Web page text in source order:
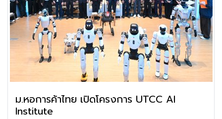
ม.หอการค้าไทย เปิดโครงการ UTCC AI
Institute